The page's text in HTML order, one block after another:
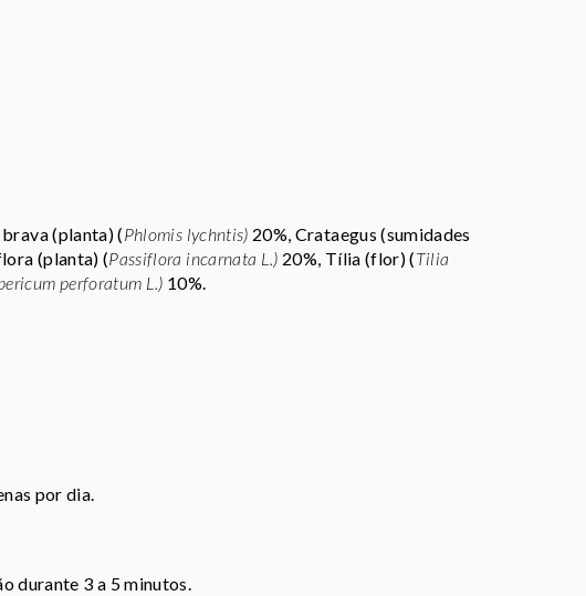
brava (planta) (Phlomis lychntis) 20%, Crataegus (sumidades
(planta) (Passiflora incarnata L.) 20%, Tília (flor) (Tilia
perforatum L.) 10%.
por dia.
durante 3 a 5 minutos.